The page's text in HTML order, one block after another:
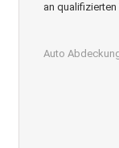
an
Auto